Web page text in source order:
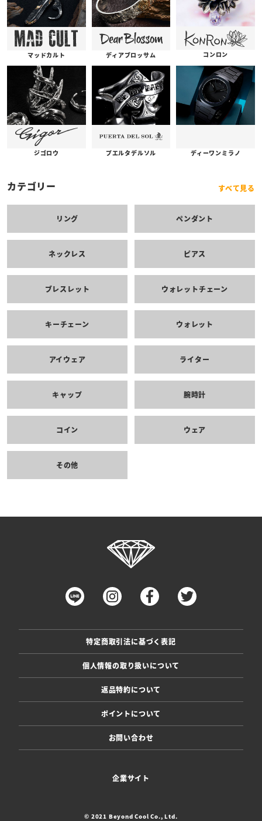
マッドカルト ディアブロッサム コンロン
ジゴロウ プエルタデルソル ディーワンミラノ
カテゴリー すべて見る
リング ペンダント
ネックレス ピアス
ブレスレット ウォレットチェーン
キーチェーン ウォレット
アイウェア ライター
キャップ 腕時計
コイン ウェア
その他
特定商取引法に基づく表記
個人情報の取り扱いについて
返品特約について
ポイントについて
お問い合わせ
企業サイト
© 2021 Beyond Cool Co., Ltd.